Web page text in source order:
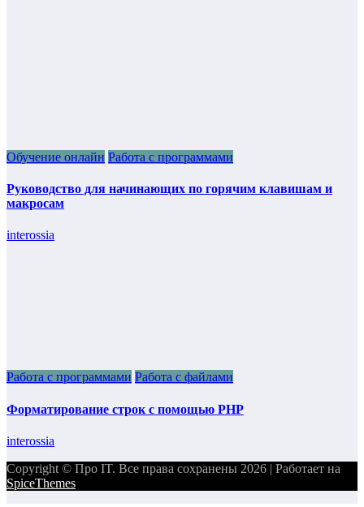
Обучение онлайн Работа с программами
Руководство для начинающих по горячим клавишам и
макросам
interossia
Работа с программами Работа с файлами
Форматирование строк с помощью PHP
interossia
Copyright © Про IT. Все права сохранены 2026 | Работает на
SpiceThemes